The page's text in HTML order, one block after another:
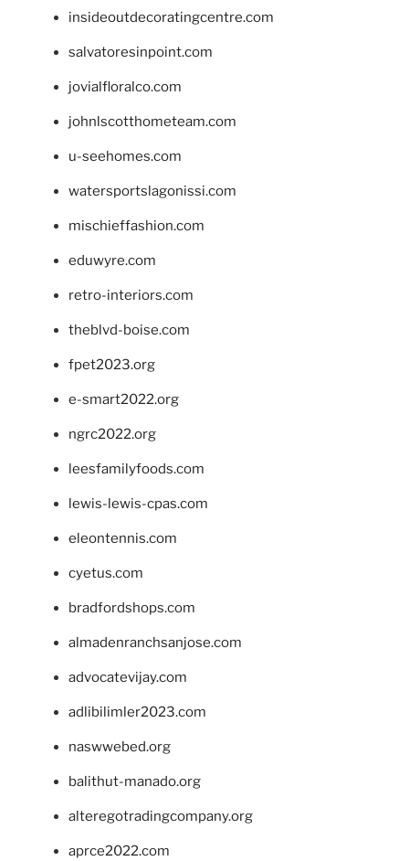
insideoutdecoratingcentre.com
salvatoresinpoint.com
jovialfloralco.com
johnlscotthometeam.com
u-seehomes.com
watersportslagonissi.com
mischieffashion.com
eduwyre.com
retro-interiors.com
theblvd-boise.com
fpet2023.org
e-smart2022.org
ngrc2022.org
leesfamilyfoods.com
lewis-lewis-cpas.com
eleontennis.com
cyetus.com
bradfordshops.com
almadenranchsanjose.com
advocatevijay.com
adlibilimler2023.com
naswwebed.org
balithut-manado.org
alteregotradingcompany.org
aprce2022.com